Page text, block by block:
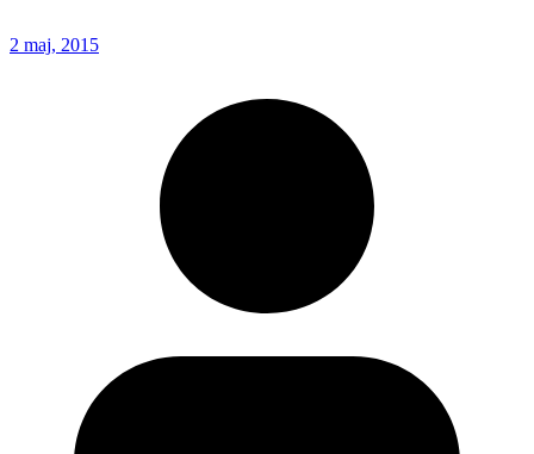
2 maj, 2015